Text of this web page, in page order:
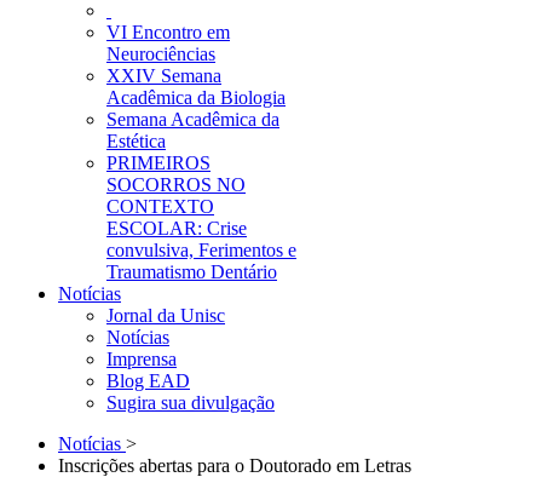
VI Encontro em
Neurociências
XXIV Semana
Acadêmica da Biologia
Semana Acadêmica da
Estética
PRIMEIROS
SOCORROS NO
CONTEXTO
ESCOLAR: Crise
convulsiva, Ferimentos e
Traumatismo Dentário
Notícias
Jornal da Unisc
Notícias
Imprensa
Blog EAD
Sugira sua divulgação
Notícias >
Inscrições abertas para o Doutorado em Letras